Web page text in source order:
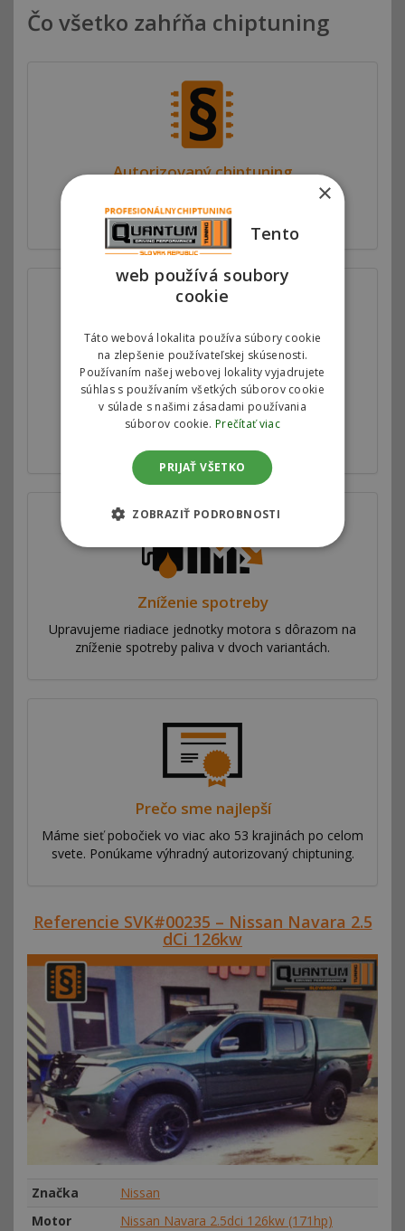
Čo všetko zahŕňa chiptuning
Autorizovaný chiptuning
Motorové mapy v riadiacej jednotke motora
upravujeme v spolupráci s automobilkami.
Zvýšenie výkonu
Ponúkame softwérovú úpravu riadiacej jednotky
motora v dvoch variantách pre zvýšenie výkonu
Zníženie spotreby
Upravujeme riadiace jednotky motora s dôrazom na
zníženie spotreby paliva v dvoch variantách.
Prečo sme najlepší
Máme sieť pobočiek vo viac ako 53 krajinách po celom
svete. Ponúkame výhradný autorizovaný chiptuning.
Referencie SVK#00235 – Nissan Navara 2.5
dCi 126kw
Značka
Nissan
Motor
Nissan Navara 2.5dci 126kw (171hp)
×
Tento
web používá soubory
cookie
Táto webová lokalita používa súbory cookie
na zlepšenie používateľskej skúsenosti.
Používaním našej webovej lokality vyjadrujete
súhlas s používaním všetkých súborov cookie
v súlade s našimi zásadami používania
súborov cookie. Prečítať viac
PRIJAŤ VŠETKO
ZOBRAZIŤ PODROBNOSTI